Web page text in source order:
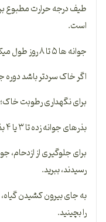
است.
جوانه­ ها ۵ تا ۸ روز طول می­کشد تا ظاهر شوند.
اگر خاک سردتر باشد دوره جوانه­ زنی تا
برای نگه­داری رطوبت
بذرهای جوانه زده تا ۳ یا ۴ بذر در هر مکان بدست می­آیند.
رسیدند، ببرید.
به جای بیرون کشیدن
را بچینید.